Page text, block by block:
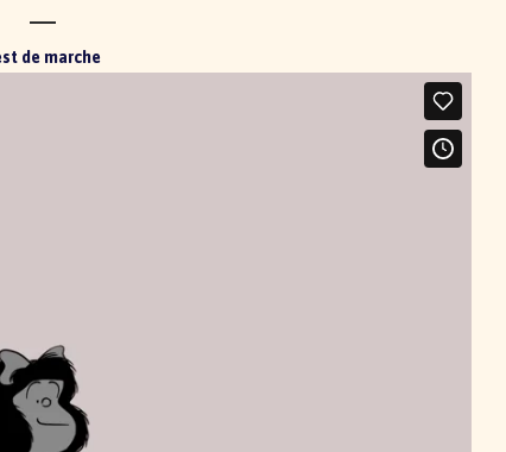
de marche